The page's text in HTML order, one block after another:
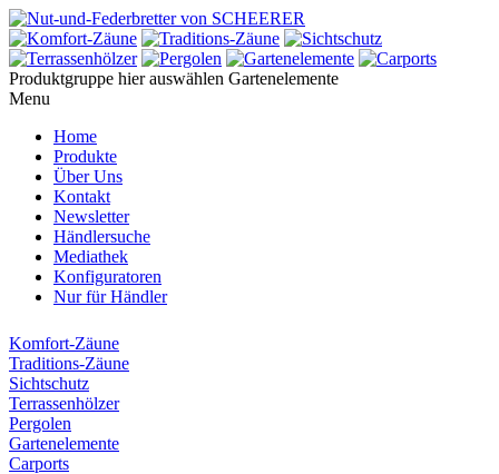
Produktgruppe hier auswählen Gartenelemente
Menu
Home
Produkte
Über Uns
Kontakt
Newsletter
Händlersuche
Mediathek
Konfiguratoren
Nur für Händler
Komfort-Zäune
Traditions-Zäune
Sichtschutz
Terrassenhölzer
Pergolen
Gartenelemente
Carports